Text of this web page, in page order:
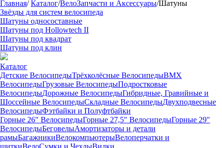
Главная/ Каталог/ВелоЗапчасти и Аксессуары/Шатуны
Звёзды для систем велосипеда
Шатуны односоставные
Шатуны под Hollowtech II
Шатуны под квадрат
Шатуны под клин
Каталог
Детские ВелосипедыТрёхколёсные ВелосипедыBMX
ВелосипедыГрузовые ВелосипедыПодростковые
ВелосипедыДорожные ВелосипедыГибридные, Гравийные и
Шоссейные ВелосипедыСкладные ВелосипедыДвухподвесные
ВелосипедыФэтбайки и Полуфтбайки
Горные 26" ВелосипедыГорные 27,5" ВелосипедыГорные 29"
ВелосипедыБеговелыАмортизаторы и детали
рамыБагажникиВелокомпьютерыВелоперчатки и
щиткиВелоСумки и ЧехлыВилки